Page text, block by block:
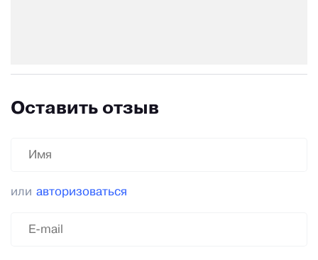
Оставить отзыв
или авторизоваться